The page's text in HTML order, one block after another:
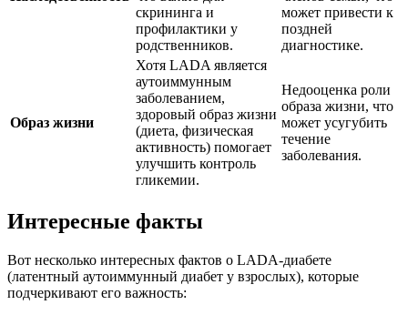
скрининга и
профилактики у
родственников.
может привести к
поздней
диагностике.
Образ жизни
Хотя LADA является
аутоиммунным
заболеванием,
здоровый образ жизни
(диета, физическая
активность) помогает
улучшить контроль
гликемии.
Недооценка роли
образа жизни, что
может усугубить
течение
заболевания.
Интересные факты
Вот несколько интересных фактов о LADA-диабете
(латентный аутоиммунный диабет у взрослых), которые
подчеркивают его важность: